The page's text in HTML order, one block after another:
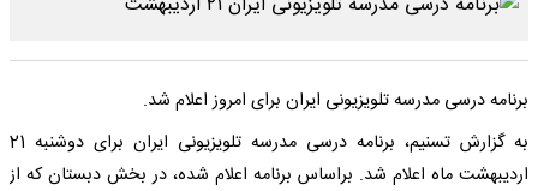
برنامه درسی مدرسه تلویزیونی ایران برای امروز اعلام شد.
به گزارش تسنیم، برنامه درسی مدرسه تلویزیونی ایران برای دوشنبه 21
اردیبهشت ماه اعلام شد. براساس برنامه اعلام شده، در بخش دبستان که از